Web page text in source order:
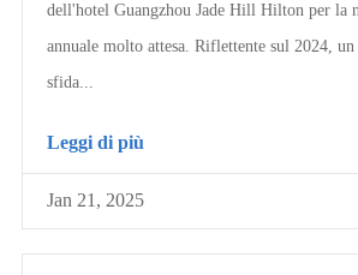
dell'hotel Guangzhou Jade Hill Hilton per la
annuale molto attesa. Riflettente sul 2024,
sfida...
Leggi di più
Jan 21, 2025